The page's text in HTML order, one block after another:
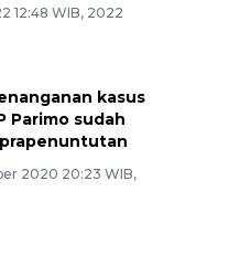
12:48 WIB, 2022
kasus
Parimo sudah
2020 20:23 WIB,